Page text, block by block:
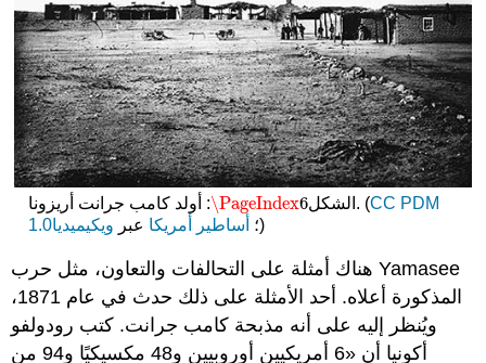
الشكل \PageIndex6
\PageIndex6 : أولد كامب جرانت أريزونا. (CC PDM
1.0
؛ أساطير أمريكا عبر ويكيميديا )
هناك أمثلة على التحالفات والتعاون، مثل حرب Yamasee
المذكورة أعلاه. أحد الأمثلة على ذلك حدث في عام 1871،
ويُنظر إليه على أنه مذبحة كامب جرانت. كتب رودولفو
أكونيا أن «6 أمريكيين أوروبيين و48 مكسيكيًا و94 من